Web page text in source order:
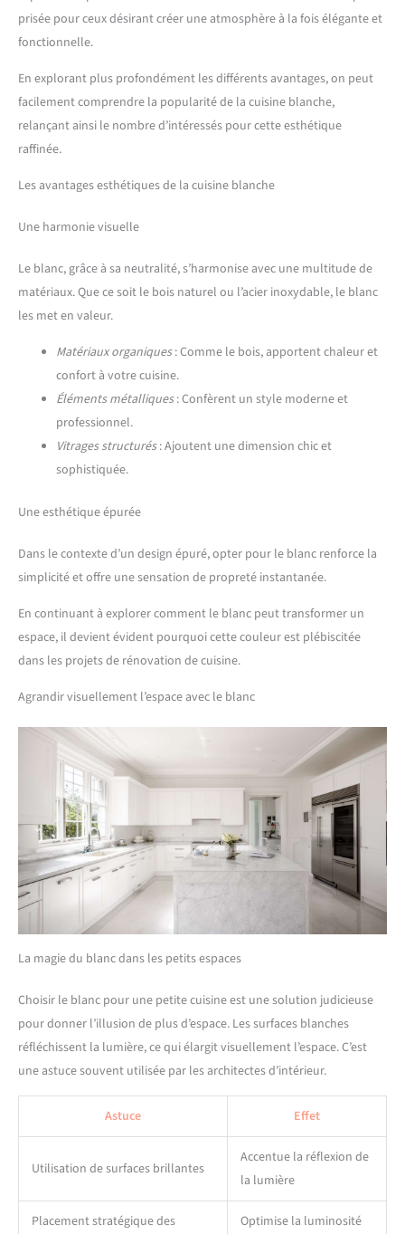
prisée pour ceux désirant créer une atmosphère à la fois élégante et
fonctionnelle.
En explorant plus profondément les différents avantages, on peut
facilement comprendre la popularité de la cuisine blanche,
relançant ainsi le nombre d’intéressés pour cette esthétique
raffinée.
Les avantages esthétiques de la cuisine blanche
Une harmonie visuelle
Le blanc, grâce à sa neutralité, s’harmonise avec une multitude de
matériaux. Que ce soit le bois naturel ou l’acier inoxydable, le blanc
les met en valeur.
Matériaux organiques: Comme le bois, apportent chaleur et
confort à votre cuisine.
Éléments métalliques: Confèrent un style moderne et
professionnel.
Vitrages structurés: Ajoutent une dimension chic et
sophistiquée.
Une esthétique épurée
Dans le contexte d’un design épuré, opter pour le blanc renforce la
simplicité et offre une sensation de propreté instantanée.
En continuant à explorer comment le blanc peut transformer un
espace, il devient évident pourquoi cette couleur est plébiscitée
dans les projets de rénovation de cuisine.
Agrandir visuellement l’espace avec le blanc
La magie du blanc dans les petits espaces
Choisir le blanc pour une petite cuisine est une solution judicieuse
pour donner l’illusion de plus d’espace. Les surfaces blanches
réfléchissent la lumière, ce qui élargit visuellement l’espace. C’est
une astuce souvent utilisée par les architectes d’intérieur.
Astuce Effet
Utilisation de surfaces brillantes
Accentue la réflexion de
la lumière
Placement stratégique des
Optimise la luminosité